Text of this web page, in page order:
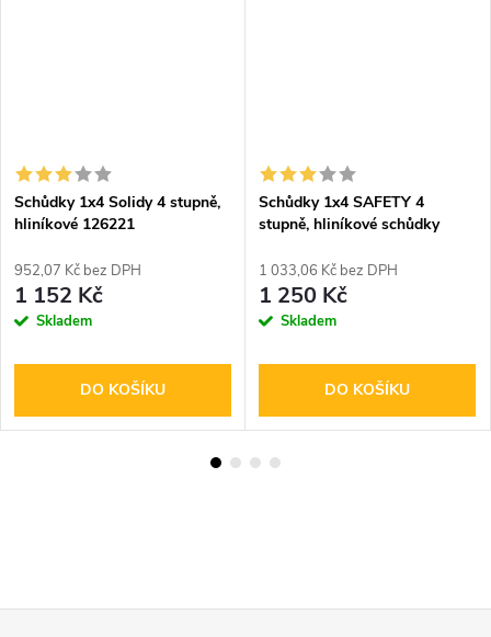
Schůdky 1x4 Solidy 4 stupně,
hliníkové 126221
952,07 Kč bez DPH
1 152 Kč
Skladem
DO KOŠÍKU
Schůdky 1x4 SAFETY 4
stupně, hliníkové schůdky
1 033,06 Kč bez DPH
1 250 Kč
Skladem
DO KOŠÍKU